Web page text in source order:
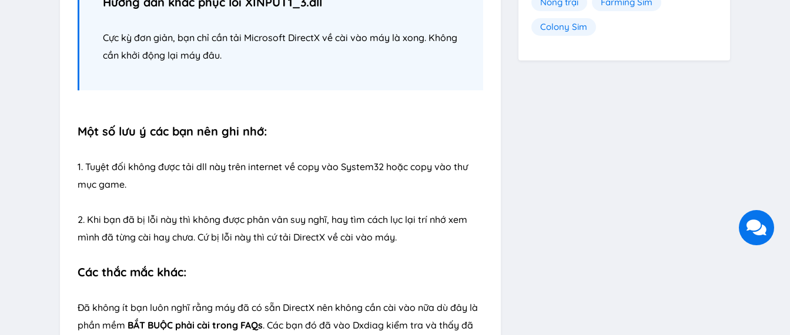
Cực kỳ đơn giản, bạn chỉ cần tải Microsoft DirectX về cài vào máy là xong. Không
cần khởi động lại máy đâu.
Một số lưu ý các bạn nên ghi nhớ:
1. Tuyệt đối không được tải dll này trên internet về copy vào System32 hoặc copy vào thư
mục game.
2. Khi bạn đã bị lỗi này thì không được phân vân suy nghĩ, hay tìm cách lục lại trí nhớ xem
mình đã từng cài hay chưa. Cứ bị lỗi này thì cứ tải DirectX về cài vào máy.
Các thắc mắc khác:
Đã không ít bạn luôn nghĩ rằng máy đã có sẵn DirectX nên không cần cài vào nữa dù đây là
phần mềm BẮT BUỘC phải cài trong FAQs. Các bạn đó đã vào Dxdiag kiểm tra và thấy đã
Colony Sim